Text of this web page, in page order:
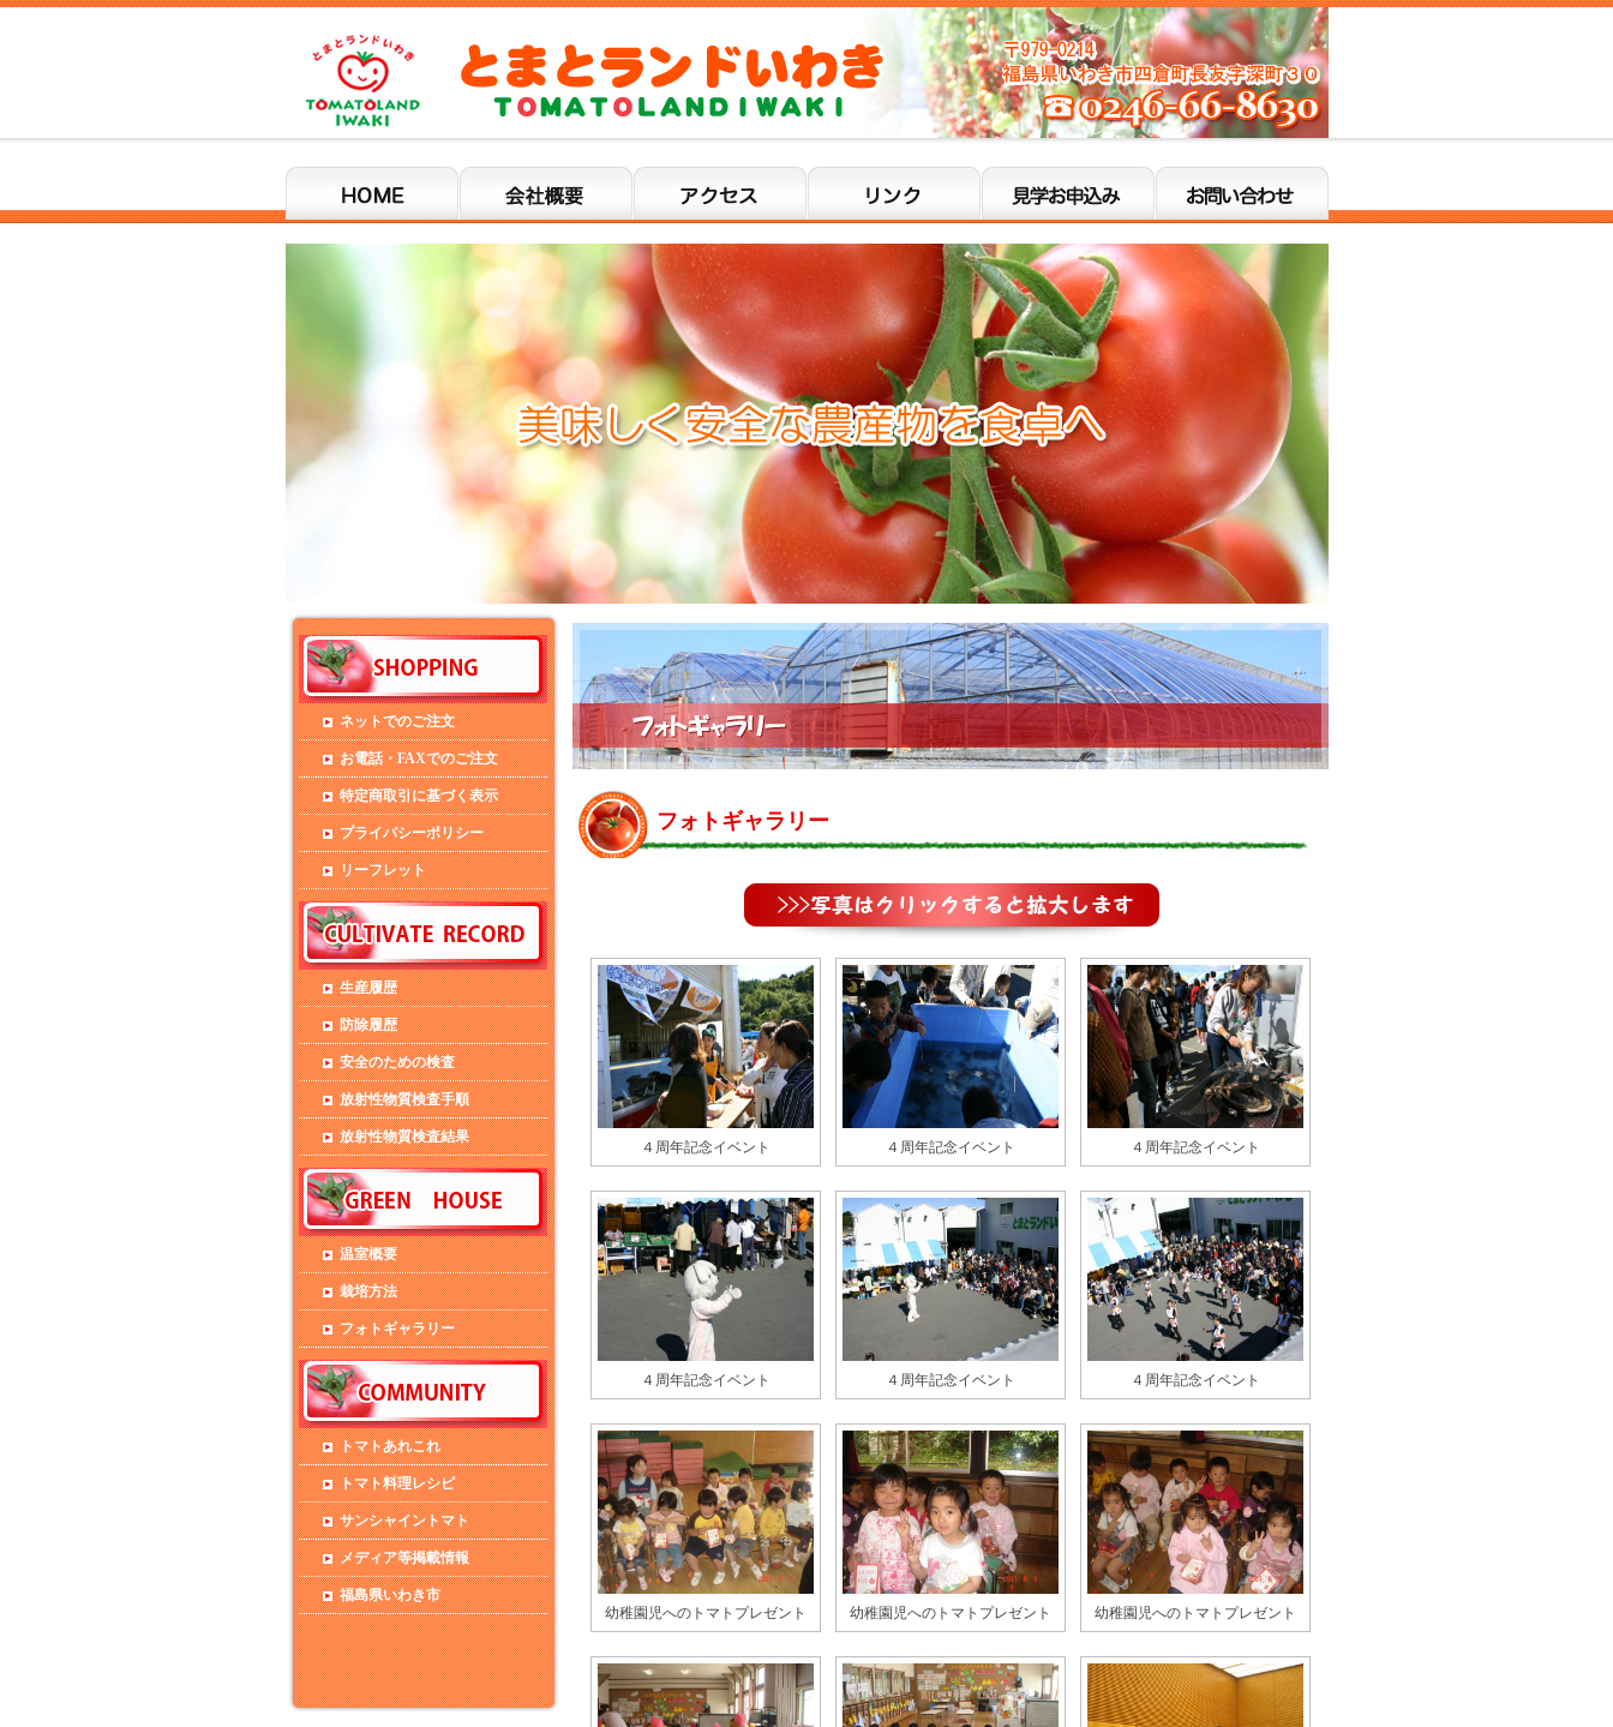
ネットでのご注文
お電話・FAXでのご注文
特定商取引に基づく表示
プライバシーポリシー
リーフレット
生産履歴
防除履歴
安全のための検査
放射性物質検査手順
放射性物質検査結果
温室概要
栽培方法
フォトギャラリー
トマトあれこれ
トマト料理レシピ
サンシャイントマト
メディア等掲載情報
福島県いわき市
フォトギャラリー
４周年記念イベント ４周年記念イベント ４周年記念イベント
４周年記念イベント ４周年記念イベント ４周年記念イベント
幼稚園児へのトマトプレゼント 幼稚園児へのトマトプレゼント 幼稚園児へのトマトプレゼント